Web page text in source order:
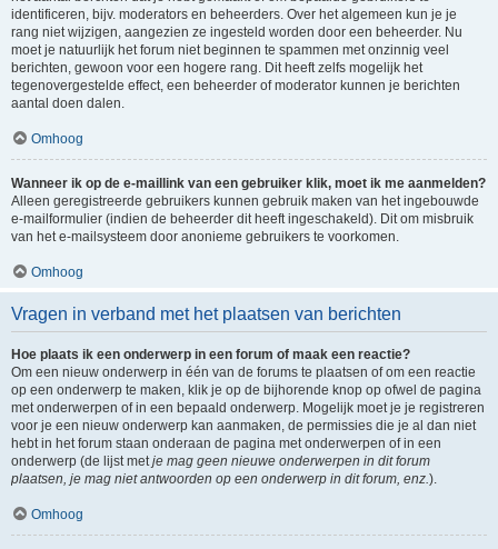
identificeren, bijv. moderators en beheerders. Over het algemeen kun je je
rang niet wijzigen, aangezien ze ingesteld worden door een beheerder. Nu
moet je natuurlijk het forum niet beginnen te spammen met onzinnig veel
berichten, gewoon voor een hogere rang. Dit heeft zelfs mogelijk het
tegenovergestelde effect, een beheerder of moderator kunnen je berichten
aantal doen dalen.
Omhoog
Wanneer ik op de e-maillink van een gebruiker klik, moet ik me aanmelden?
Alleen geregistreerde gebruikers kunnen gebruik maken van het ingebouwde
e-mailformulier (indien de beheerder dit heeft ingeschakeld). Dit om misbruik
van het e-mailsysteem door anonieme gebruikers te voorkomen.
Omhoog
Vragen in verband met het plaatsen van berichten
Hoe plaats ik een onderwerp in een forum of maak een reactie?
Om een nieuw onderwerp in één van de forums te plaatsen of om een reactie
op een onderwerp te maken, klik je op de bijhorende knop op ofwel de pagina
met onderwerpen of in een bepaald onderwerp. Mogelijk moet je je registreren
voor je een nieuw onderwerp kan aanmaken, de permissies die je al dan niet
hebt in het forum staan onderaan de pagina met onderwerpen of in een
onderwerp (de lijst metje mag geen nieuwe onderwerpen in dit forum
plaatsen, je mag niet antwoorden op een onderwerp in dit forum, enz.).
Omhoog